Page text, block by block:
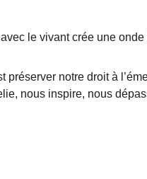
le vivant crée une onde
préserver notre droit à
nous inspire, nous